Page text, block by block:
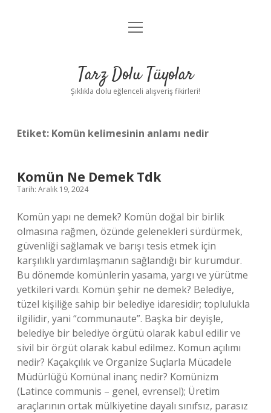
Anasayfa
Yasal Uyarı
menüyü
Tarz Dolu Tüyolar
Şıklıkla dolu eğlenceli alışveriş fikirleri!
Etiket: Komün kelimesinin anlamı nedir
Komün Ne Demek Tdk
Tarih: Aralık 19, 2024
Komün yapı ne demek? Komün doğal bir birlik
olmasına rağmen, özünde gelenekleri sürdürmek,
güvenliği sağlamak ve barışı tesis etmek için
karşılıklı yardımlaşmanın sağlandığı bir kurumdur.
Bu dönemde komünlerin yasama, yargı ve yürütme
yetkileri vardı. Komün şehir ne demek? Belediye,
tüzel kişiliğe sahip bir belediye idaresidir; toplulukla
ilgilidir, yani “communaute”. Başka bir deyişle,
belediye bir belediye örgütü olarak kabul edilir ve
sivil bir örgüt olarak kabul edilmez. Komun açılımı
nedir? Kaçakçılık ve Organize Suçlarla Mücadele
Müdürlüğü Komünal inanç nedir? Komünizm
(Latince communis – genel, evrensel); Üretim
araçlarının ortak mülkiyetine dayalı sınıfsız, parasız